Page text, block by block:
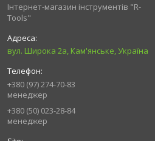
Інтернет-магазин інструментів "R-
Tools"
вул. Широка 2а, Кам'янське, Україна
+380 (97) 274-70-83
менеджер
+380 (50) 023-28-84
менеджер